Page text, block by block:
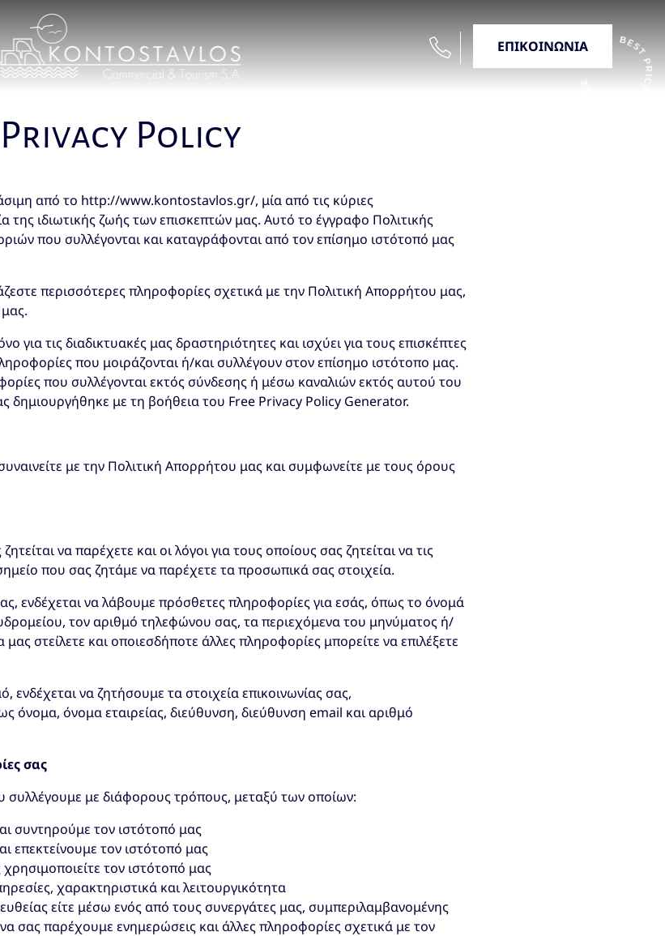
ΕΠΙΚΟΙΝΩΝΙΑ
Privacy Policy
από το http://www.kontostavlos.gr/, μία από τις κύριες
της ιδιωτικής ζωής των επισκεπτών μας. Αυτό το έγγραφο Πολιτικής
που συλλέγονται και καταγράφονται από τον επίσημο ιστότοπό μας
περισσότερες πληροφορίες σχετικά με την Πολιτική Απορρήτου μας,
για τις διαδικτυακές μας δραστηριότητες και ισχύει για τους επισκέπτες
που μοιράζονται ή/και συλλέγουν στον επίσημο ιστότοπο μας.
που συλλέγονται εκτός σύνδεσης ή μέσω καναλιών εκτός αυτού του
δημιουργήθηκε με τη βοήθεια του Free Privacy Policy Generator.
με την Πολιτική Απορρήτου μας και συμφωνείτε με τους όρους
να παρέχετε και οι λόγοι για τους οποίους σας ζητείται να τις
που σας ζητάμε να παρέχετε τα προσωπικά σας στοιχεία.
ενδέχεται να λάβουμε πρόσθετες πληροφορίες για εσάς, όπως το όνομά
τον αριθμό τηλεφώνου σας, τα περιεχόμενα του μηνύματος ή/
στείλετε και οποιεσδήποτε άλλες πληροφορίες μπορείτε να επιλέξετε
ενδέχεται να ζητήσουμε τα στοιχεία επικοινωνίας σας,
όνομα, όνομα εταιρείας, διεύθυνση, διεύθυνση email και αριθμό
σας
συλλέγουμε με διάφορους τρόπους, μεταξύ των οποίων:
συντηρούμε τον ιστότοπό μας
επεκτείνουμε τον ιστότοπό μας
τον ιστότοπό μας
χαρακτηριστικά και λειτουργικότητα
είτε μέσω ενός από τους συνεργάτες μας, συμπεριλαμβανομένης
σας παρέχουμε ενημερώσεις και άλλες πληροφορίες σχετικά με τον